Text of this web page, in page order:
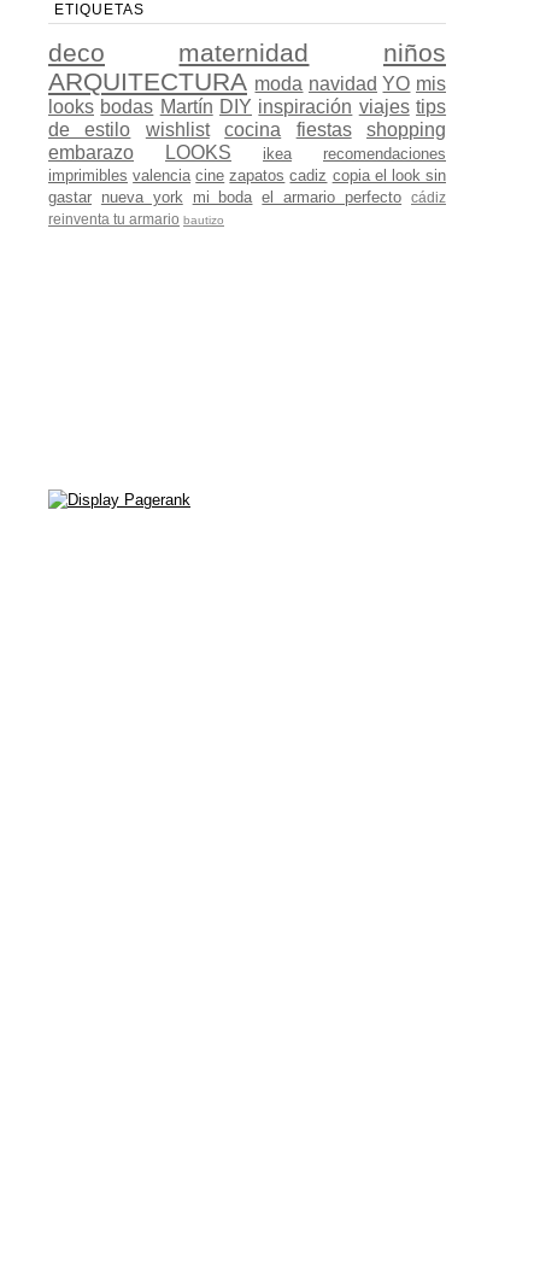
ETIQUETAS
deco maternidad
niños
ARQUITECTURA moda navidad YO mis
looks bodas Martín DIY inspiración viajes tips
de estilo
wishlist cocina fiestas
shopping
embarazo
LOOKS ikea
recomendaciones
imprimibles valencia cine zapatos cadiz copia el look sin
gastar nueva york mi boda el armario perfecto
cádiz
reinventa tu armario bautizo